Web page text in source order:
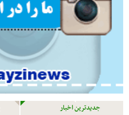
جدیدترین اخبار